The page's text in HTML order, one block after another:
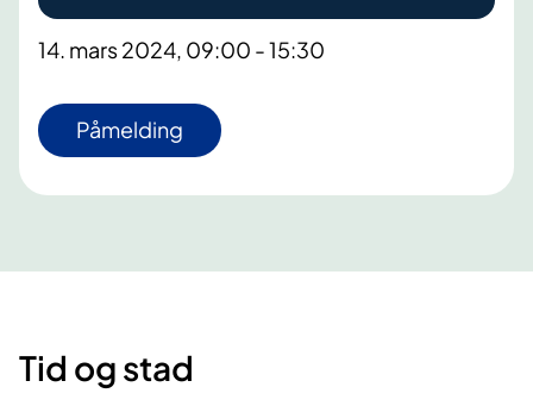
14. mars 2024, 09:00 - 15:30
Påmelding
Tid og stad